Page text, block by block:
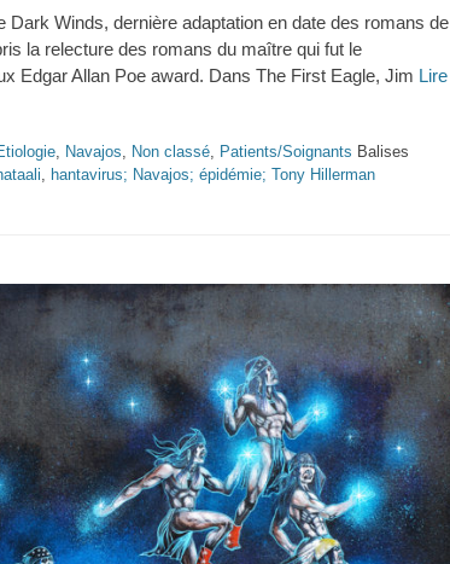
Dark Winds, dernière adaptation en date des romans de
la relecture des romans du maître qui fut le
Edgar Allan Poe award. Dans The First Eagle, Jim Lire
, Navajos, Non classé, Patients/Soignants Balises
, hantavirus; Navajos; épidémie; Tony Hillerman